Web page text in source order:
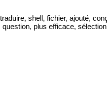
shell, fichier, ajouté,
plus efficace,